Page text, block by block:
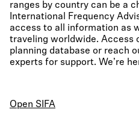
ranges by country can be a
International Frequency
access to all information as
traveling worldwide. Access
planning database or reach
experts for support. We’re
Open SIFA